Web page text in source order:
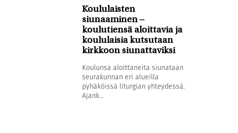
Koululaisten
siunaaminen –
koulutiensä aloittavia ja
koululaisia kutsutaan
kirkkoon siunattaviksi
Koulunsa aloittaneita siunataan
seurakunnan eri alueilla
pyhäköissä liturgian yhteydessä.
Ajank...